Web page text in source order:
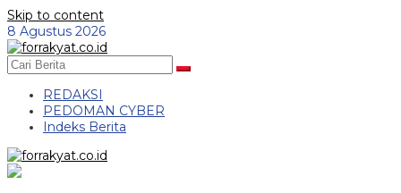
Skip to content
8 Agustus 2026
REDAKSI
PEDOMAN CYBER
Indeks Berita